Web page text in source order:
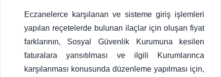
Eczanelerce karşılanan ve sisteme giriş işlemleri
yapılan reçetelerde bulunan ilaçlar için oluşan fiyat
farklarının, Sosyal Güvenlik Kurumuna kesilen
faturalara yansıtılması ve ilgili Kurumlarınca
karşılanması konusunda düzenleme yapılması için,